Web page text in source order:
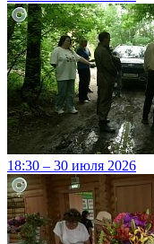
18:30 – 30 июля 2026